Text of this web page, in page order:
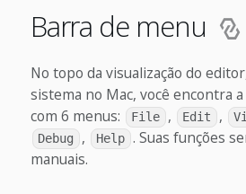
Barra de menu
No topo da visualização do
sistema no Mac, você encontra
com 6 menus:
File , Edit ,
Debug , Help . Suas funções
manuais.